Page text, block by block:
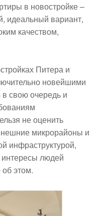
в новостройке –
идеальный вариант,
качеством,
Питера и
новейшими
свою очередь и
не оценить
микрорайоны и
инфраструктурой,
людей
об этом.